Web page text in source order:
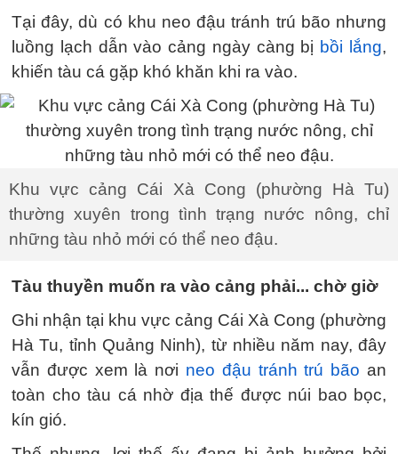
Tại đây, dù có khu neo đậu tránh trú bão nhưng
luồng lạch dẫn vào cảng ngày càng bị bồi lắng,
khiến tàu cá gặp khó khăn khi ra vào.
Khu vực cảng Cái Xà Cong (phường Hà Tu)
thường xuyên trong tình trạng nước nông, chỉ
những tàu nhỏ mới có thể neo đậu.
Tàu thuyền muốn ra vào cảng phải... chờ giờ
Ghi nhận tại khu vực cảng Cái Xà Cong (phường
Hà Tu, tỉnh Quảng Ninh), từ nhiều năm nay, đây
vẫn được xem là nơi neo đậu tránh trú bão an
toàn cho tàu cá nhờ địa thế được núi bao bọc,
kín gió.